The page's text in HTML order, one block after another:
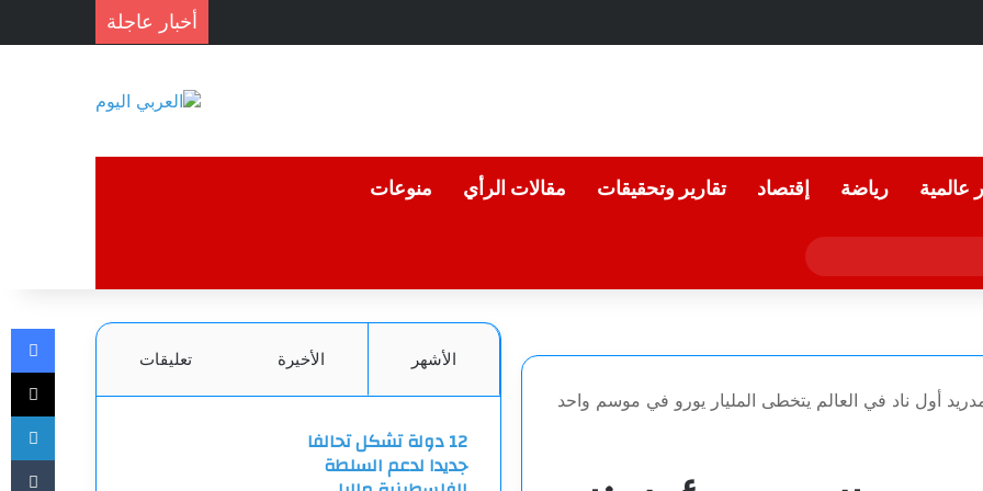
أخبار عاجلة
عالمية رياضة إقتصاد تقارير وتحقيقات مقالات الرأي منوعات
أول ناد في العالم يتخطى المليار يورو في موسم واحد
الأشهر الأخيرة تعليقات
12 دولة تشكل تحالفا
جديدا لدعم السلطة
‫X
لينكدإن